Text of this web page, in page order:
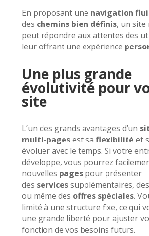
En proposant une navigation
des chemins bien définis, un site
peut répondre aux attentes des
leur offrant une expérience
Une plus grande
évolutivité pour
site
L’un des grands avantages d’un
multi-pagesest sa flexibilité et
évoluer avec le temps. Si votre
développe, vous pourrez
nouvelles pages pour présenter
des servicessupplémentaires, des
ou même des offres spéciales.
limité à une structure fixe, ce qui
une grande liberté pour ajuster
fonction de vos besoins futurs.